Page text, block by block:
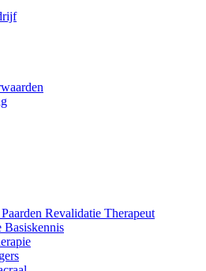
Revalidatie Therapeut
Basiskennis